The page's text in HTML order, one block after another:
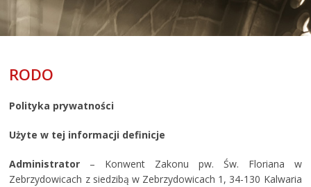
RODO
Polityka prywatności
Użyte w tej informacji definicje
Administrator – Konwent Zakonu pw. Św. Floriana w
Zebrzydowicach z siedzibą w Zebrzydowicach 1, 34-130 Kalwaria